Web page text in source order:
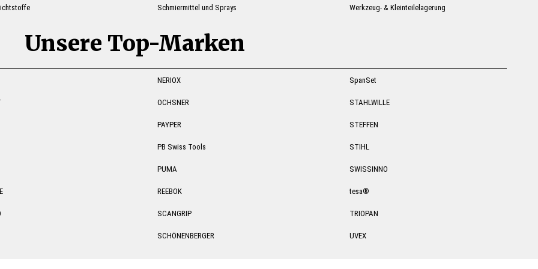
Schmiermittel und Sprays Werkzeug- & Kleinteilelagerung
Unsere Top-Marken
NERIOX
OCHSNER
PAYPER
PB Swiss Tools
PUMA
REEBOK
SCANGRIP
SCHÖNENBERGER
SpanSet
STAHLWILLE
STEFFEN
STIHL
SWISSINNO
tesa®
TRIOPAN
UVEX